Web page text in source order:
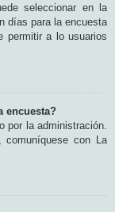
seleccionar en la
días para la encuesta
permitir a lo usuarios
encuesta?
por la administración.
con La